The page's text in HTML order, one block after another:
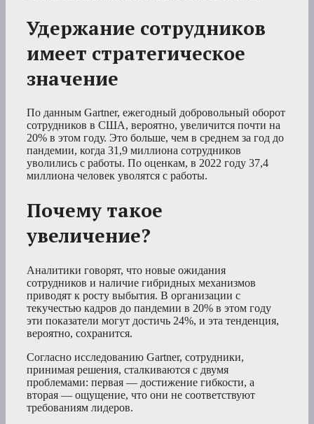
Удержание сотрудников
имеет стратегическое
значение
По данным Gartner, ежегодный добровольный оборот
сотрудников в США, вероятно, увеличится почти на
20% в этом году. Это больше, чем в среднем за год до
пандемии, когда 31,9 миллиона сотрудников
уволились с работы. По оценкам, в 2022 году 37,4
миллиона человек уволятся с работы.
Почему такое
увеличение?
Аналитики говорят, что новые ожидания
сотрудников и наличие гибридных механизмов
приводят к росту выбытия. В организации с
текучестью кадров до пандемии в 20% в этом году
эти показатели могут достичь 24%, и эта тенденция,
вероятно, сохранится.
Согласно исследованию Gartner, сотрудники,
принимая решения, сталкиваются с двумя
проблемами: первая — достижение гибкости, а
вторая — ощущение, что они не соответствуют
требованиям лидеров.